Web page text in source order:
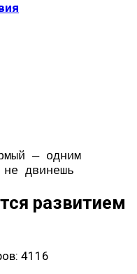
— одним
двинешь
развитием
4116